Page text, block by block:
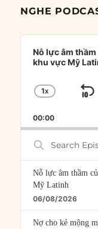
NGHE
Audio
Player
Nỗ lực âm
khu vực Mỹ
CHANGE
RATE
1X
00:00
Search
Episodes
Nỗ lực âm thầm
Mỹ Latinh
06/08/2026
Nợ cho kẻ mộng